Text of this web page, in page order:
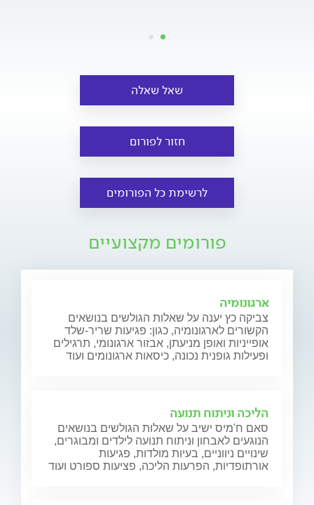
שאל שאלה
חזור לפורום
לרשימת כל הפורומים
פורומים מקצועיים
ארגונומיה
צביקה כץ יענה על שאלות הגולשים בנושאים
הקשורים לארגונומיה, כגון: פגיעות שריר-שלד
אופייניות ואופן מניעתן, אבזור ארגונומי, תרגילים
ופעילות גופנית נכונה, כיסאות ארגונומים ועוד
הליכה וניתוח תנועה
סאם ח'מיס ישיב על שאלות הגולשים בנושאים
הנוגעים לאבחון וניתוח תנועה לילדים ומבוגרים,
שינויים ניווניים, בעיות מולדות, פגיעות
אורתופדיות, הפרעות הליכה, פציעות ספורט ועוד